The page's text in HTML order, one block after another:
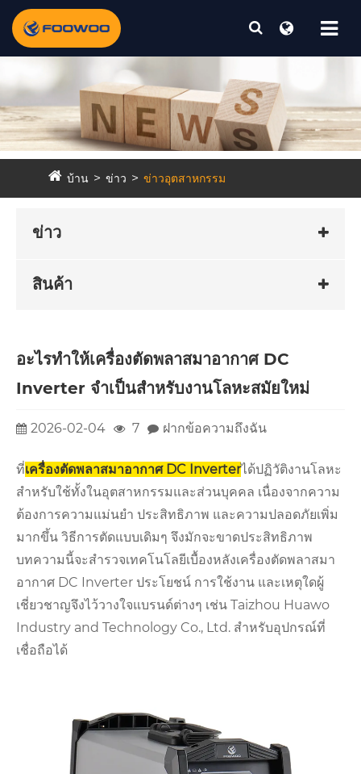
บ้าน ข่าว ข่าวอุตสาหกรรม
ข่าว
สินค้า
อะไรทำให้เครื่องตัดพลาสมาอากาศ DC
Inverter จำเป็นสำหรับงานโลหะสมัยใหม่
2026-02-04 7 ฝากข้อความถึงฉัน
ที่เครื่องตัดพลาสมาอากาศ DC Inverterได้ปฏิวัติงานโลหะ
สำหรับใช้ทั้งในอุตสาหกรรมและส่วนบุคคล เนื่องจากความ
ต้องการความแม่นยำ ประสิทธิภาพ และความปลอดภัยเพิ่ม
มากขึ้น วิธีการตัดแบบเดิมๆ จึงมักจะขาดประสิทธิภาพ
บทความนี้จะสำรวจเทคโนโลยีเบื้องหลังเครื่องตัดพลาสมา
อากาศ DC Inverter ประโยชน์ การใช้งาน และเหตุใดผู้
เชี่ยวชาญจึงไว้วางใจแบรนด์ต่างๆ เช่น Taizhou Huawo
Industry and Technology Co., Ltd. สำหรับอุปกรณ์ที่
เชื่อถือได้